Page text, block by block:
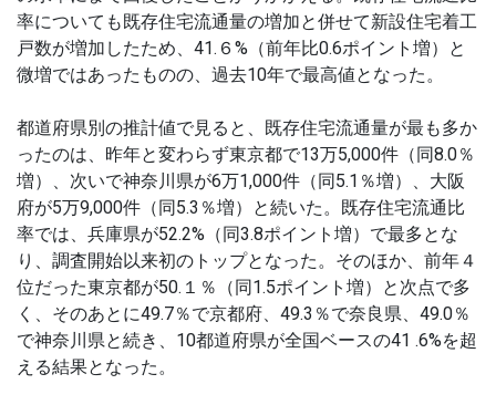
率についても既存住宅流通量の増加と併せて新設住宅着工
戸数が増加したため、41.６%（前年比0.6ポイント増）と
微増ではあったものの、過去10年で最高値となった。
都道府県別の推計値で見ると、既存住宅流通量が最も多か
ったのは、昨年と変わらず東京都で13万5,000件（同8.0％
増）、次いで神奈川県が6万1,000件（同5.1％増）、大阪
府が5万9,000件（同5.3％増）と続いた。既存住宅流通比
率では、兵庫県が52.2%（同3.8ポイント増）で最多とな
り、調査開始以来初のトップとなった。そのほか、前年４
位だった東京都が50.１％（同1.5ポイント増）と次点で多
く、そのあとに49.7％で京都府、49.3％で奈良県、49.0％
で神奈川県と続き、10都道府県が全国ベースの41 .6%を超
える結果となった。